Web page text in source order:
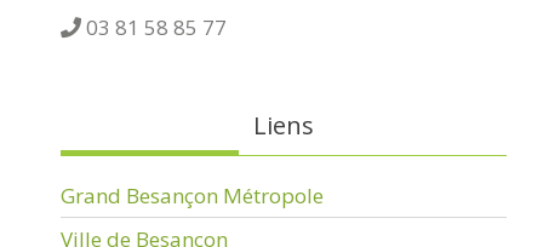
03 81 58 85 77
Liens
Grand Besançon Métropole
Ville de Besançon